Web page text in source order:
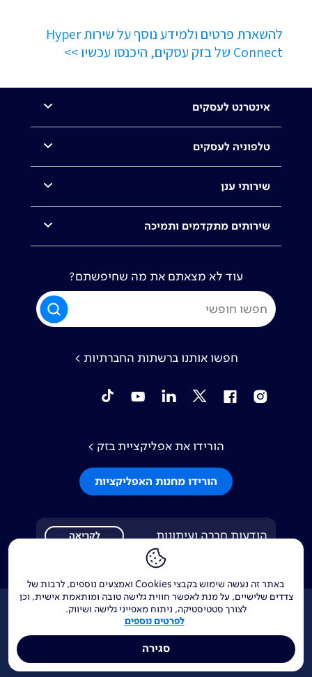
באתר זה נעשה שימוש בקבצי Cookies ואמצעים נוספים, לרבות של
צדדים שלישיים, על מנת לאפשר חווית גלישה טובה ומותאמת אישית, וכן
לצורך סטטיסטיקה, ניתוח מאפייני גלישה ושיווק.
לפרטים נוספים
סגירה
להשארת פרטים ולמידע נוסף על שירות Hyper
Connect של בזק עסקים, היכנסו עכשיו >>
אינטרנט לעסקים
טלפוניה לעסקים
שירותי ענן
שירותים מתקדמים ותמיכה
עוד לא מצאתם את מה שחיפשתם?
חפשו אותנו ברשתות החברתיות >
Instagram
Facebook
Twitter
Linkedin
YouTube
tiktok
הורידו את אפליקציית בזק >
הורידו מחנות האפליקציות
הודעות חברה ועיתונות לקריאה
אודותדרושיםצור קשרInvestor Relations
נדל"ן144בזק בינלאומיפלאפוןYesוואלה!מפות
הסדרי פשרה